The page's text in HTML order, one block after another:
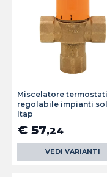
Miscelatore
regolabile impianti
Itap
€ 57,24
VEDI VARIANTI